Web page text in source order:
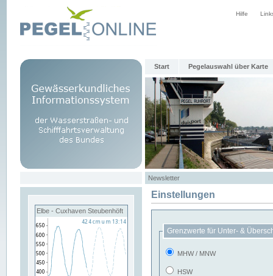
Hilfe
Start Pegelauswahl über Karte
Newsletter
Elbe - Cuxhaven Steubenhöft
Einstellungen
Grenzwerte für Unter- &
MHW / MNW
HSW